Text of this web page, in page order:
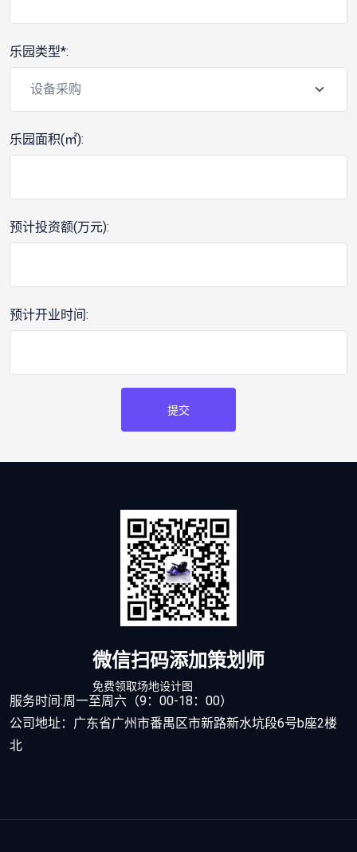
乐园类型*:
乐园面积(㎡):
预计投资额(万元):
预计开业时间:
提交
微信扫码添加策划师
免费领取场地设计图
服务时间:周一至周六（9：00-18：00）
公司地址：广东省广州市番禺区市新路新水坑段6号b座2楼
北